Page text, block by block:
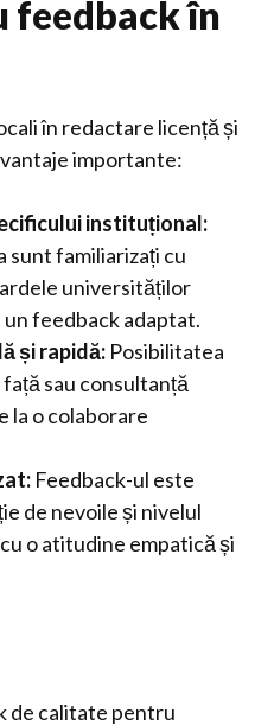
feedback în
în redactare licență și
importante:
instituțional:
sunt familiarizați cu
universităților
feedback adaptat.
și rapidă: Posibilitatea
sau consultanță
la o colaborare
Feedback-ul este
de nevoile și nivelul
o atitudine empatică și
de calitate pentru